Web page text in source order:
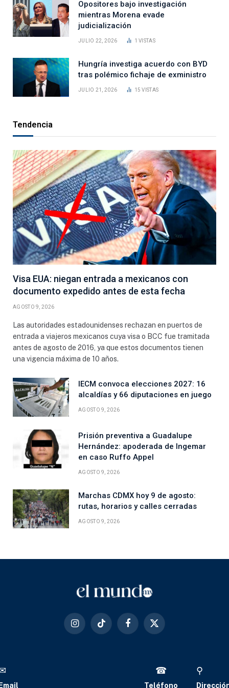
Opositores bajo investigación
mientras Morena evade
judicialización
JULIO 22, 2026 1VISTAS
Hungría investiga acuerdo con BYD
tras polémico fichaje de exministro
JULIO 21, 2026 15VISTAS
Tendencia
Visa EUA: niegan entrada a mexicanos con
documento expedido antes de esta fecha
AGOSTO 9, 2026
Las autoridades estadounidenses rechazan en puertos de
entrada a viajeros mexicanos cuya visa o BCC fue tramitada
antes de agosto de 2016, ya que estos documentos tienen
una vigencia máxima de 10 años.
IECM convoca elecciones 2027: 16
alcaldías y 66 diputaciones en juego
AGOSTO 9, 2026
Prisión preventiva a Guadalupe
Hernández: apoderada de Ingemar
en caso Ruffo Appel
AGOSTO 9, 2026
Marchas CDMX hoy 9 de agosto:
rutas, horarios y calles cerradas
AGOSTO 9, 2026
InstagramTikTok Facebook
X
☎
Teléfono
⚲